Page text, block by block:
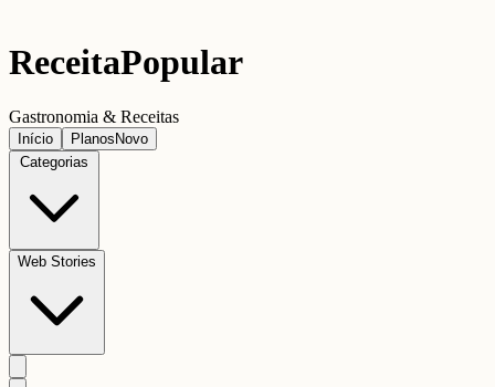
ReceitaPopular
Gastronomia & Receitas
Início Planos Novo
Categorias
Web Stories